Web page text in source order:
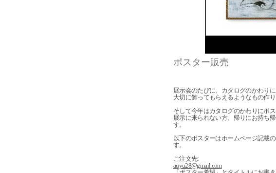
ポスター販売
展示会のたびに、カタログのかわり
大切に飾ってもらえるようなもの作
そして今年はカタログのかわりにポス
展示に来られない方、帰りにお持ち
す。
以下のポスターはホームページ記載
す。
ご注文先:
aqyu28@gmail.com